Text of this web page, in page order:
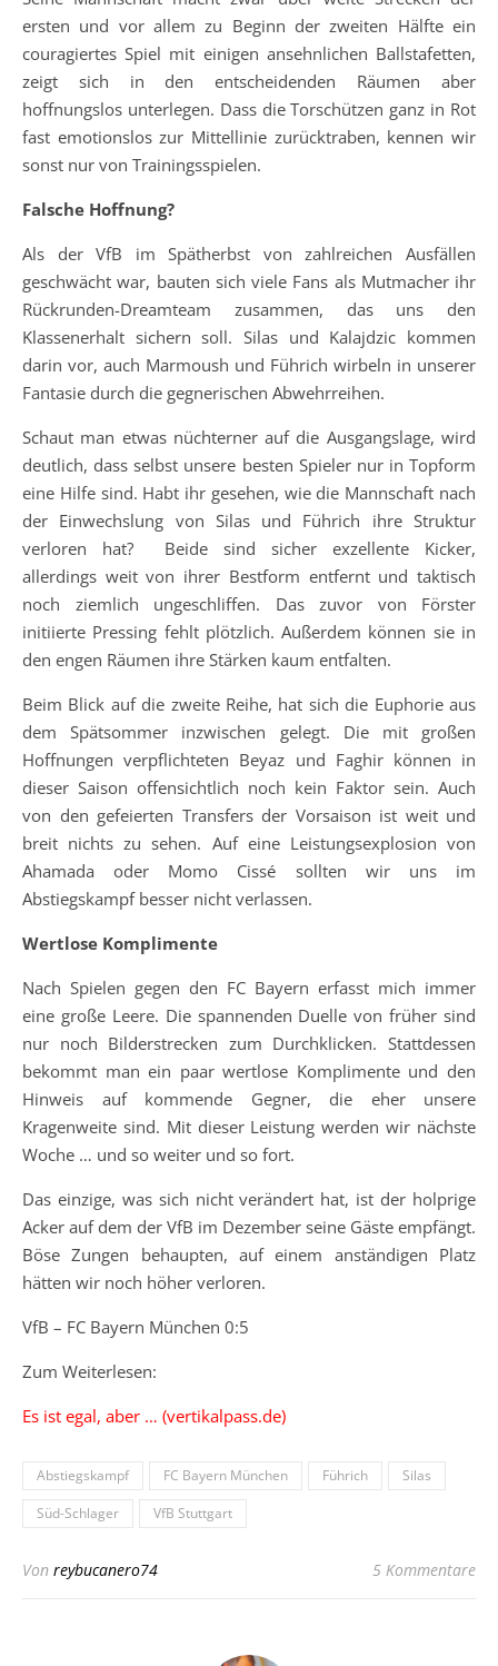
ersten und vor allem zu Beginn der zweiten Hälfte ein
couragiertes Spiel mit einigen ansehnlichen Ballstafetten,
zeigt sich in den entscheidenden Räumen aber
hoffnungslos unterlegen. Dass die Torschützen ganz in Rot
fast emotionslos zur Mittellinie zurücktraben, kennen wir
sonst nur von Trainingsspielen.
Falsche Hoffnung?
Als der VfB im Spätherbst von zahlreichen Ausfällen
geschwächt war, bauten sich viele Fans als Mutmacher ihr
Rückrunden-Dreamteam zusammen, das uns den
Klassenerhalt sichern soll. Silas und Kalajdzic kommen
darin vor, auch Marmoush und Führich wirbeln in unserer
Fantasie durch die gegnerischen Abwehrreihen.
Schaut man etwas nüchterner auf die Ausgangslage, wird
deutlich, dass selbst unsere besten Spieler nur in Topform
eine Hilfe sind. Habt ihr gesehen, wie die Mannschaft nach
der Einwechslung von Silas und Führich ihre Struktur
verloren hat? Beide sind sicher exzellente Kicker,
allerdings weit von ihrer Bestform entfernt und taktisch
noch ziemlich ungeschliffen. Das zuvor von Förster
initiierte Pressing fehlt plötzlich. Außerdem können sie in
den engen Räumen ihre Stärken kaum entfalten.
Beim Blick auf die zweite Reihe, hat sich die Euphorie aus
dem Spätsommer inzwischen gelegt. Die mit großen
Hoffnungen verpflichteten Beyaz und Faghir können in
dieser Saison offensichtlich noch kein Faktor sein. Auch
von den gefeierten Transfers der Vorsaison ist weit und
breit nichts zu sehen. Auf eine Leistungsexplosion von
Ahamada oder Momo Cissé sollten wir uns im
Abstiegskampf besser nicht verlassen.
Wertlose Komplimente
Nach Spielen gegen den FC Bayern erfasst mich immer
eine große Leere. Die spannenden Duelle von früher sind
nur noch Bilderstrecken zum Durchklicken. Stattdessen
bekommt man ein paar wertlose Komplimente und den
Hinweis auf kommende Gegner, die eher unsere
Kragenweite sind. Mit dieser Leistung werden wir nächste
Woche … und so weiter und so fort.
Das einzige, was sich nicht verändert hat, ist der holprige
Acker auf dem der VfB im Dezember seine Gäste empfängt.
Böse Zungen behaupten, auf einem anständigen Platz
hätten wir noch höher verloren.
VfB – FC Bayern München 0:5
Zum Weiterlesen:
Es ist egal, aber … (vertikalpass.de)
Abstiegskampf FC Bayern München Führich
Silas
Süd-Schlager
VfB Stuttgart
Von reybucanero74 5 Kommentare